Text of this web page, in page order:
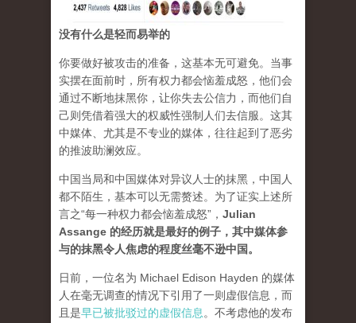
没有什么是轻而易举的
你要做好被攻击的准备，这基本无可避免。当事
实摆在面前时，所有权力都会恼羞成怒，他们会
通过不断地抹黑你，让你失去公信力，而他们自
己则凭借着强大的权威性强制人们去信服。这其
中媒体、尤其是不专业的媒体，往往起到了恶劣
的推波助澜效应。
中国当局和中国媒体对异议人士的抹黑，中国人
都不陌生，基本可以无需赘述。为了证实上述所
言之“每一种权力都会恼羞成怒”， Julian
Assange 的经历就是最好的例子，其中媒体参
与的抹黑令人焦虑的程度丝毫不逊中国。
日前，一位名为 Michael Edison Hayden 的媒体
人在毫无调查的情况下引用了一则虚假信息，而
且是早已被批驳过的虚假信息 。不考虑他的发布